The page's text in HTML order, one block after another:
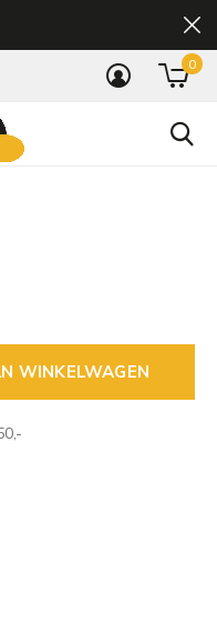
0
WINKELWAGEN